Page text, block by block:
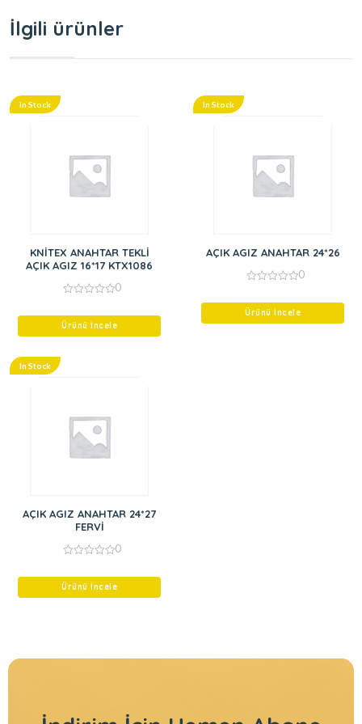
İlgili ürünler
In Stock
KNİTEX ANAHTAR TEKLİ
AÇIK AGIZ 16*17 KTX1086
of
0
Ürünü İncele
In Stock
AÇIK AGIZ ANAHTAR 24*26
of
0
Ürünü İncele
In Stock
AÇIK AGIZ ANAHTAR 24*27
FERVİ
of
0
Ürünü İncele